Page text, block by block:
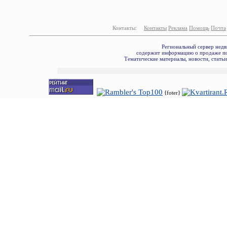
Контакты: Контакты Реклама Помощь Почта
Региональный сервер
содержит информацию о продаже
Тематические материалы, новости,
{foter}